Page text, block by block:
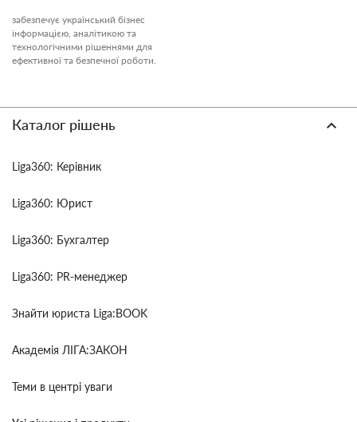
забезпечує український бізнес
інформацією, аналітикою та
технологічними рішеннями для
ефективної та безпечної роботи.
Каталог рішень
Liga360: Керівник
Liga360: Юрист
Liga360: Бухгалтер
Liga360: PR-менеджер
Знайти юриста Liga:BOOK
Академія ЛІГА:ЗАКОН
Теми в центрі уваги